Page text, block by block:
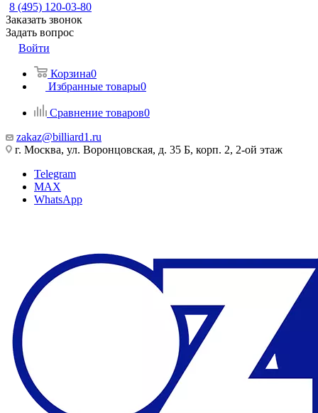
8 (495) 120-03-80
Заказать звонок
Задать вопрос
Войти
Корзина0
Избранные товары0
Сравнение товаров0
zakaz@billiard1.ru
г. Москва, ул. Воронцовская, д. 35 Б, корп. 2, 2-ой этаж
Telegram
MAX
WhatsApp